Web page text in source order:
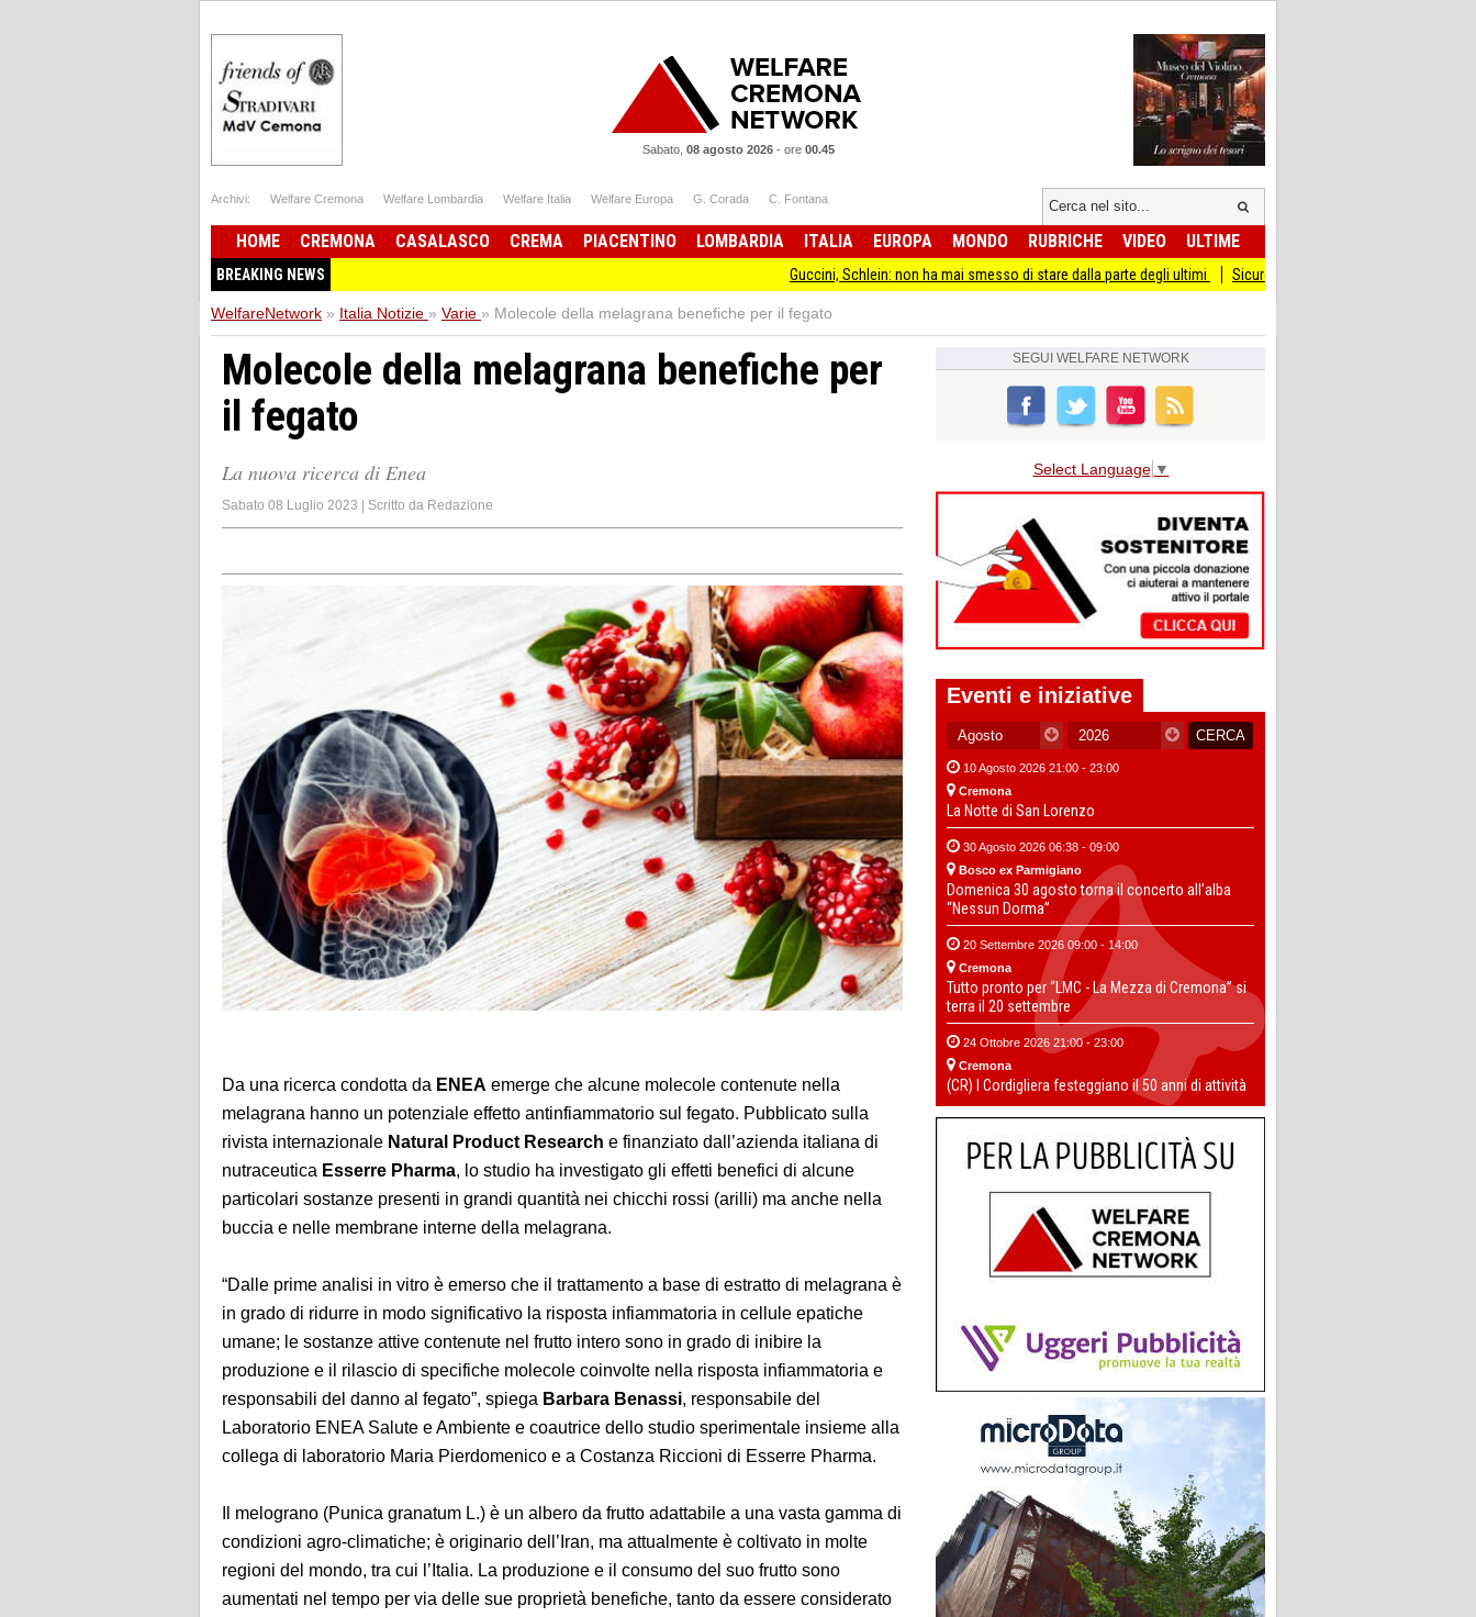
Sabato, 08 agosto 2026- ore 00.45
Archivi: Welfare Cremona Welfare Lombardia Welfare Italia Welfare Europa G. Corada C. Fontana
HOME CREMONA CASALASCO CREMA PIACENTINO LOMBARDIA ITALIA EUROPA MONDO RUBRICHE VIDEO ULTIME
BREAKING NEWS Guccini, Schlein: non ha mai smesso di stare dalla parte degli ultimi Sicurezza I Giovani Democratici ribattono ai
WelfareNetwork » Italia Notizie » Varie » Molecole della melagrana benefiche per il fegato
Molecole della melagrana benefiche per
il fegato
La nuova ricerca di Enea
Sabato 08 Luglio 2023 | Scritto da Redazione
Da una ricerca condotta da ENEA emerge che alcune molecole contenute nella
melagrana hanno un potenziale effetto antinfiammatorio sul fegato. Pubblicato sulla
rivista internazionale Natural Product Research e finanziato dall’azienda italiana di
nutraceutica Esserre Pharma, lo studio ha investigato gli effetti benefici di alcune
particolari sostanze presenti in grandi quantità nei chicchi rossi (arilli) ma anche nella
buccia e nelle membrane interne della melagrana.
“Dalle prime analisi in vitro è emerso che il trattamento a base di estratto di melagrana è
in grado di ridurre in modo significativo la risposta infiammatoria in cellule epatiche
umane; le sostanze attive contenute nel frutto intero sono in grado di inibire la
produzione e il rilascio di specifiche molecole coinvolte nella risposta infiammatoria e
responsabili del danno al fegato”, spiega Barbara Benassi, responsabile del
Laboratorio ENEA Salute e Ambiente e coautrice dello studio sperimentale insieme alla
collega di laboratorio Maria Pierdomenico e a Costanza Riccioni di Esserre Pharma.
Il melograno (Punica granatum L.) è un albero da frutto adattabile a una vasta gamma di
condizioni agro-climatiche; è originario dell’Iran, ma attualmente è coltivato in molte
regioni del mondo, tra cui l’Italia. La produzione e il consumo del suo frutto sono
aumentati nel tempo per via delle sue proprietà benefiche, tanto da essere considerato
SEGUI WELFARE NETWORK
Select Language ▼
Eventi e iniziative
10 Agosto 2026 21:00 - 23:00
Cremona
La Notte di San Lorenzo
30 Agosto 2026 06:38 - 09:00
Bosco ex Parmigiano
Domenica 30 agosto torna il concerto all’alba
“Nessun Dorma”
20 Settembre 2026 09:00 - 14:00
Cremona
Tutto pronto per “LMC - La Mezza di Cremona” si
terra il 20 settembre
24 Ottobre 2026 21:00 - 23:00
Cremona
(CR) I Cordigliera festeggiano il 50 anni di attività